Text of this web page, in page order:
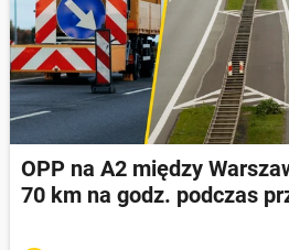
OPP na A2 między
70 km na godz. podczas